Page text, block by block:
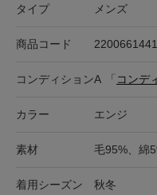
タイプ メンズ
商品コード
コンディションA 「 コンデ
カラー エンジ
素材 毛95%、綿
着用シーズン 秋冬